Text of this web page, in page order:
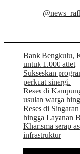
Bank Bengkulu,
untuk 1.000 atlet
Sukseskan
perkuat sinergi.
Reses di
usulan warga
Reses di
hingga Layanan
Kharisma serap
infrastruktur